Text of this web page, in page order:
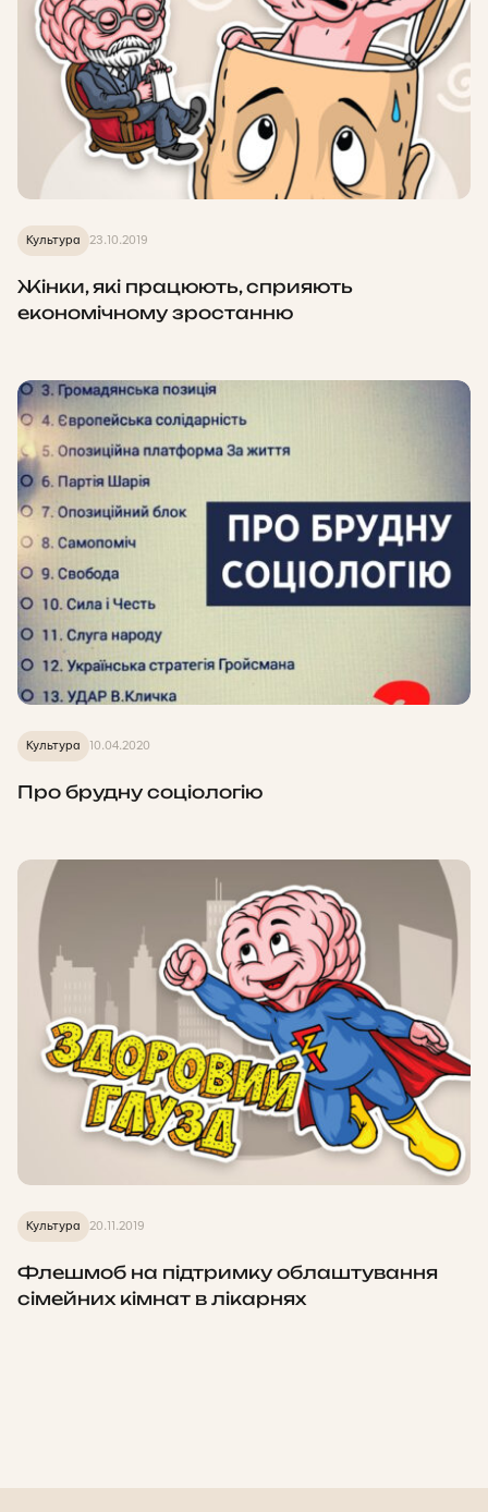
Культура 23.10.2019
Жінки, які працюють, сприяють
економічному зростанню
Культура 10.04.2020
Про брудну соціологію
Культура 20.11.2019
Флешмоб на підтримку облаштування
сімейних кімнат в лікарнях